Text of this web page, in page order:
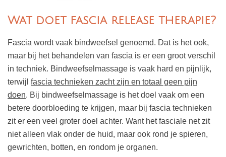
Wat doet fascia release therapie?
Fascia wordt vaak bindweefsel genoemd. Dat is het ook,
maar bij het behandelen van fascia is er een groot verschil
in techniek. Bindweefselmassage is vaak hard en pijnlijk,
terwijl fascia technieken zacht zijn en totaal geen pijn
doen. Bij bindweefselmassage is het doel vaak om een
betere doorbloeding te krijgen, maar bij fascia technieken
zit er een veel groter doel achter. Want het fasciale net zit
niet alleen vlak onder de huid, maar ook rond je spieren,
gewrichten, botten, en rondom je organen.